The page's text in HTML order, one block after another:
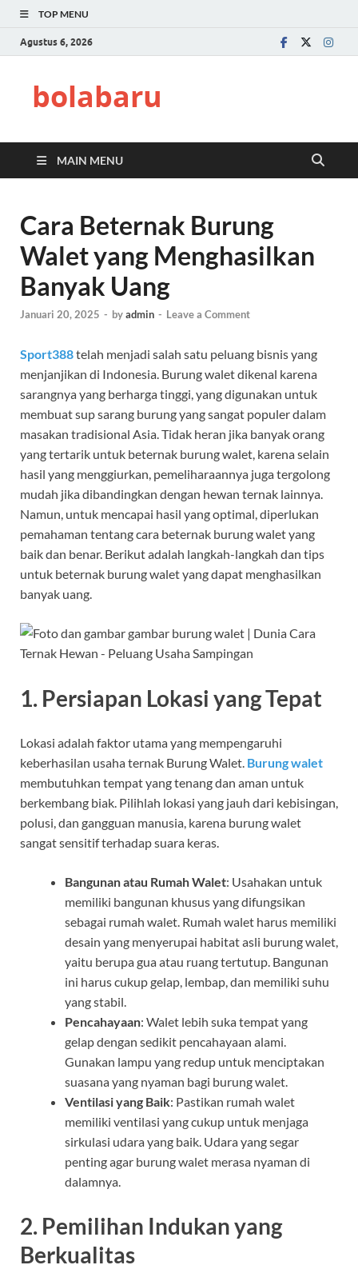
TOP MENU
Agustus 6, 2026
bolabaru
MAIN MENU
Cara Beternak Burung
Walet yang Menghasilkan
Banyak Uang
Januari 20, 2025 - byadmin - Leave a Comment
Sport388telah menjadi salah satu peluang bisnis yang
menjanjikan di Indonesia. Burung walet dikenal karena
sarangnya yang berharga tinggi, yang digunakan untuk
membuat sup sarang burung yang sangat populer dalam
masakan tradisional Asia. Tidak heran jika banyak orang
yang tertarik untuk beternak burung walet, karena selain
hasil yang menggiurkan, pemeliharaannya juga tergolong
mudah jika dibandingkan dengan hewan ternak lainnya.
Namun, untuk mencapai hasil yang optimal, diperlukan
pemahaman tentang cara beternak burung walet yang
baik dan benar. Berikut adalah langkah-langkah dan tips
untuk beternak burung walet yang dapat menghasilkan
banyak uang.
1. Persiapan Lokasi yang Tepat
Lokasi adalah faktor utama yang mempengaruhi
keberhasilan usaha ternak Burung Walet. Burung walet
membutuhkan tempat yang tenang dan aman untuk
berkembang biak. Pilihlah lokasi yang jauh dari kebisingan,
polusi, dan gangguan manusia, karena burung walet
sangat sensitif terhadap suara keras.
Bangunan atau Rumah Walet: Usahakan untuk
memiliki bangunan khusus yang difungsikan
sebagai rumah walet. Rumah walet harus memiliki
desain yang menyerupai habitat asli burung walet,
yaitu berupa gua atau ruang tertutup. Bangunan
ini harus cukup gelap, lembap, dan memiliki suhu
yang stabil.
Pencahayaan: Walet lebih suka tempat yang
gelap dengan sedikit pencahayaan alami.
Gunakan lampu yang redup untuk menciptakan
suasana yang nyaman bagi burung walet.
Ventilasi yang Baik: Pastikan rumah walet
memiliki ventilasi yang cukup untuk menjaga
sirkulasi udara yang baik. Udara yang segar
penting agar burung walet merasa nyaman di
dalamnya.
2. Pemilihan Indukan yang
Berkualitas